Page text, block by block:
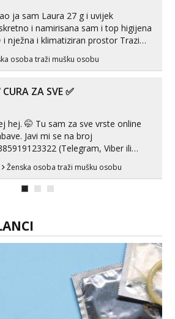
ja sam Laura 27 g i uvijek
i namirisana sam i top higijena
i nježna i klimatiziran prostor Trazim
i gutanje sperme Erotsko rublje
analni !!! I
osoba traži mušku osobu
CURA ZA SVE ✅
hej. 🤭 Tu sam za sve vrste online
Javi mi se na broj
(Telegram, Viber ili
🤙 NE javljaj se na uzivo.
Ženska osoba traži mušku osobu